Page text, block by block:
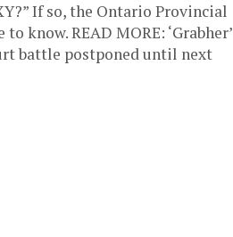
If so, the Ontario Provincial
know. READ MORE: ‘Grabher’
battle postponed until next